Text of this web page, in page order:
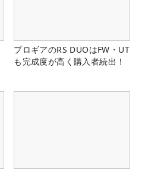
プロギアのRS DUOはFW・UT
も完成度が高く購入者続出！